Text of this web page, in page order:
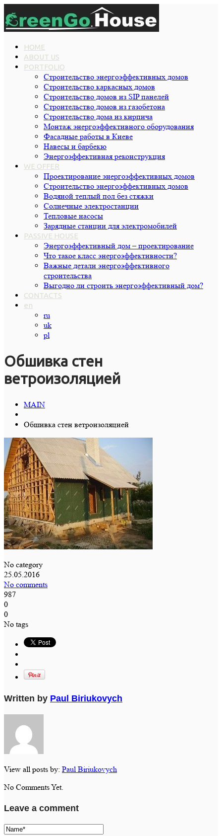
HOME
ABOUT US
PORTFOLIO
Строительство энергоэффективных домов
Строительство каркасных домов
Строительство домов из SIP панелей
Строительство домов из газобетона
Строительство дома из кирпича
Монтаж энергоэффективного оборудования
Фасадные работы в Киеве
Навесы и барбекю
Энергоэффективная реконструкция
WE OFFER
Проектирование энергоэффективных домов
Строительство энергоэффективных домов
Водяной теплый пол без стяжки
Cолнечные электростанции
Тепловые насосы
Зарядные станции для электромобилей
PASSIVE HOUSE
Энергоэффективный дом – проектирование
Что такое класс энергоэффективности?
Важные детали энергоэффективного
строительства
Выгодно ли строить энергоэффективный дом?
CONTACTS
en
ru
uk
pl
Обшивка стен
ветроизоляцией
MAIN
Обшивка стен ветроизоляцией
No category
25.05.2016
No comments
987
0
0
No tags
Written by Paul Biriukovych
View all posts by: Paul Biriukovych
No Comments Yet.
Leave a comment